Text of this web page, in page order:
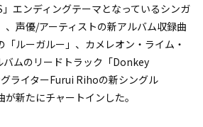
」エンディングテーマとなっているシンガ
声優/アーティストの新アルバム収録曲
ルーガルー」、カメレオン・ライム・
ムのリードトラック「Donkey
ライターFurui Rihoの新シングル
が新たにチャートインした。